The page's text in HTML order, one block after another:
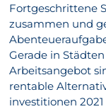
Fortgeschrittene
zusammen und
Gerade in
Arbeitsangebot
rentable
investitionen